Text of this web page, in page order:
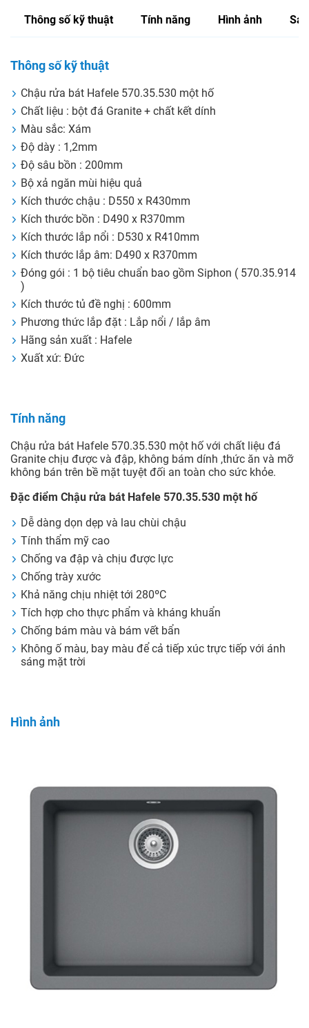
Thông số kỹ thuật Tính năng Hình ảnh
Thông số kỹ thuật
Chậu rửa bát Hafele 570.35.530 một hố
Chất liệu : bột đá Granite + chất kết dính
Màu sắc: Xám
Độ dày : 1,2mm
Độ sâu bồn : 200mm
Bộ xả ngăn mùi hiệu quả
Kích thước chậu : D550 x R430mm
Kích thước bồn : D490 x R370mm
Kích thước lắp nổi : D530 x R410mm
Kích thước lắp âm: D490 x R370mm
Đóng gói : 1 bộ tiêu chuẩn bao gồm Siphon ( 570.35.914
)
Kích thước tủ đề nghị : 600mm
Phương thức lắp đặt : Lắp nổi / lắp âm
Hãng sản xuất : Hafele
Xuất xứ: Đức
Tính năng
Chậu rửa bát Hafele 570.35.530 một hố với chất liệu đá
Granite chịu được và đập, không bám dính ,thức ăn và mỡ
không bán trên bề mặt tuyệt đối an toàn cho sức khỏe.
Đặc điểm Chậu rửa bát Hafele 570.35.530 một hố
Dễ dàng dọn dẹp và lau chùi chậu
Tính thẩm mỹ cao
Chống va đập và chịu được lực
Chống trày xước
Khả năng chịu nhiệt tới 280ºC
Tích hợp cho thực phẩm và kháng khuẩn
Chống bám màu và bám vết bẩn
Không ố màu, bay màu để cả tiếp xúc trực tiếp với ánh
sáng mặt trời
Hình ảnh